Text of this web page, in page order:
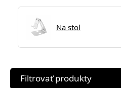
Na stol
Filtrovať produkty